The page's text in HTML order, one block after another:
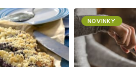
NOVINKY